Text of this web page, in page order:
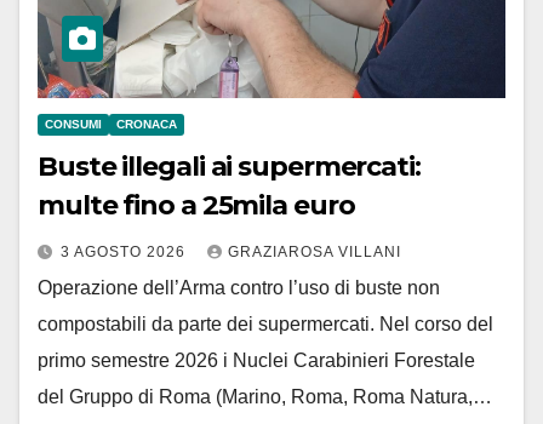
CONSUMI CRONACA
Buste illegali ai supermercati:
multe fino a 25mila euro
3 AGOSTO 2026 GRAZIAROSA VILLANI
Operazione dell’Arma contro l’uso di buste non
compostabili da parte dei supermercati. Nel corso del
primo semestre 2026 i Nuclei Carabinieri Forestale
del Gruppo di Roma (Marino, Roma, Roma Natura,…